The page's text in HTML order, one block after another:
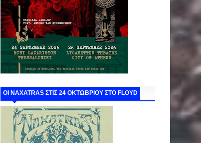
ΟΙ NAXATRAS ΣΤΙΣ 24 ΟΚΤΩΒΡΙΟΥ ΣΤΟ FLOYD